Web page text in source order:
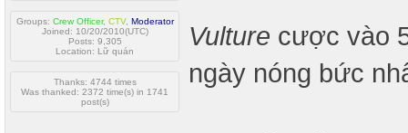
Groups: Crew Officer, CTV, Moderator
Joined: 10/20/2010(UTC)
Posts: 9,305
Location: Lữ quán
Thanks: 4744 times
Was thanked: 2372 time(s) in 1741
post(s)
Vulture cược vào
ngày nóng bức